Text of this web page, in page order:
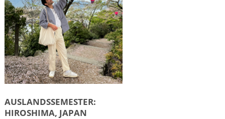
AUSLANDSSEMESTER:
HIROSHIMA, JAPAN